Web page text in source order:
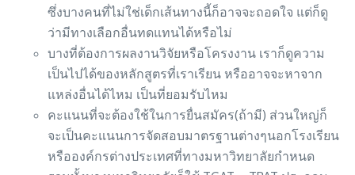
ซึ่งบางคนที่ไม่ใช่เด็กเส้นทางนี้ก็อาจจะถอดใจ แต่ก็ดู
ว่ามีทางเลือกอื่นทดแทนได้หรือไม่
บางที่ต้องการผลงานวิจัยหรือโครงงาน เราก็ดูความ
เป็นไปได้ของหลักสูตรที่เราเรียน หรืออาจจะหาจาก
แหล่งอื่นได้ไหม เป็นที่ยอมรับไหม
คะแนนที่จะต้องใช้ในการยื่นสมัคร(ถ้ามี) ส่วนใหญ่ก็
จะเป็นคะแนนการจัดสอบมาตรฐานต่างๆนอกโรงเรียน
หรือองค์กรต่างประเทศที่ทางมหาวิทยาลัยกำหนด